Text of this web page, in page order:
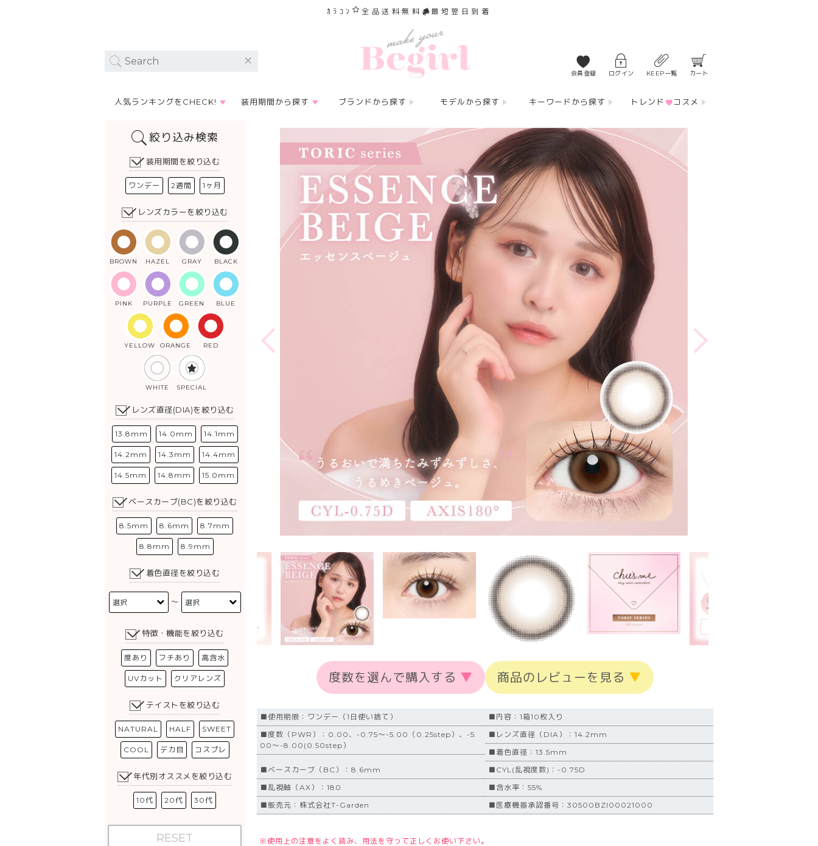
ｶﾗｺﾝ 全品送料無料 最短翌日到着
会員登録 ログイン KEEP一覧 カート
人気ランキングをCHECK! 装用期間から探す ブランドから探す モデルから探す キーワードから探す トレンド コスメ
絞り込み検索
装用期間を絞り込む
ワンデー 2週間 1ヶ月
レンズカラーを絞り込む
BROWN HAZEL GRAY BLACK
PINK PURPLE GREEN BLUE
YELLOW ORANGE RED
WHITE SPECIAL
レンズ直径(DIA)を絞り込む
13.8mm 14.0mm 14.1mm
14.2mm 14.3mm 14.4mm
14.5mm 14.8mm 15.0mm
ベースカーブ(BC)を絞り込む
8.5mm 8.6mm 8.7mm
8.8mm 8.9mm
着色直径を絞り込む
〜
特徴・機能を絞り込む
度あり フチあり 高含水
UVカット クリアレンズ
テイストを絞り込む
NATURAL HALF SWEET
COOL デカ目 コスプレ
年代別オススメを絞り込む
10代 20代 30代
RESET
度数を選んで購入する ▼ 商品のレビューを見る ▼
■使用期限：ワンデー（1日使い捨て）
■内容：1箱10枚入り
■度数（PWR）：0.00、-0.75～-5.00（0.25step）、-5.
00～-8.00(0.50step）
■レンズ直径（DIA）：14.2mm
■着色直径：13.5mm
■ベースカーブ（BC）：8.6mm
■CYL(乱視度数)：-0.75D
■乱視軸（AX）：180
■含水率：55%
■販売元：株式会社T-Garden
■医療機器承認番号：30500BZI00021000
※使用上の注意をよく読み、用法を守って正しくお使い下さい。